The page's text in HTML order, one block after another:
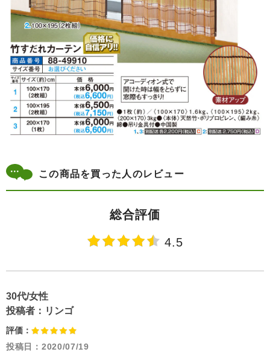
この商品を買った人のレビュー
総合評価
4.5
30代/女性
投稿者： リンゴ
評価：
投稿日： 2020/07/19